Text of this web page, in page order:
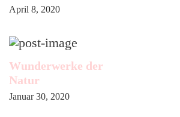
April 8, 2020
Wunderwerke der
Natur
Januar 30, 2020